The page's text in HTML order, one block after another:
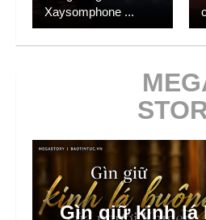
Xaysomphone ...